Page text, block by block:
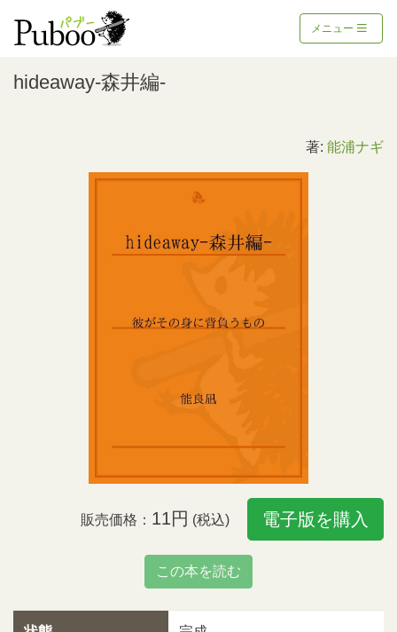
メニュー
hideaway-森井編-
著: 能浦ナギ
販売価格： 11円 (税込) 電子版を購入
この本を読む